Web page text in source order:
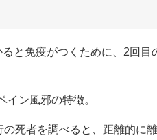
と免疫がつくために、2回目
ン風邪の特徴。
死者を調べると、距離的に